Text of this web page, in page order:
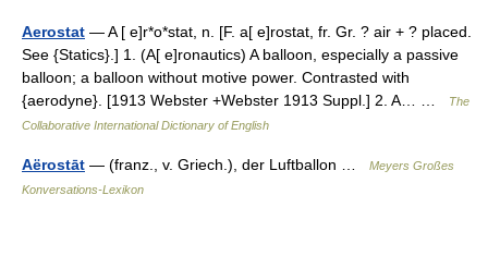
Aerostat — A [ e]r*o*stat, n. [F. a[ e]rostat, fr. Gr. ? air + ? placed.
See {Statics}.] 1. (A[ e]ronautics) A balloon, especially a passive
balloon; a balloon without motive power. Contrasted with
{aerodyne}. [1913 Webster +Webster 1913 Suppl.] 2. A… …
The
Collaborative International Dictionary of English
Aërostāt — (franz., v. Griech.), der Luftballon …
Meyers Großes
Konversations-Lexikon